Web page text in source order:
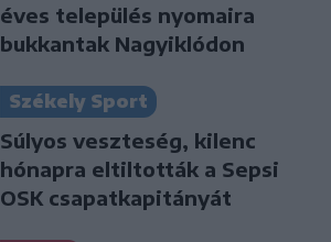
éves település nyomaira
bukkantak Nagyiklódon
Székely Sport
Súlyos veszteség, kilenc
hónapra eltiltották a Sepsi
OSK csapatkapitányát